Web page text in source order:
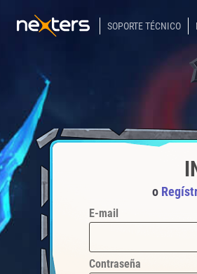
SOPORTE TÉCNICO
o
E-mail
Contraseña